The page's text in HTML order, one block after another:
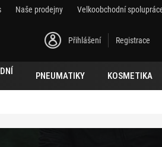
Naše prodejny Velkoobchodní
Přihlášení Registrace
PNEUMATIKY KOSMETIKA